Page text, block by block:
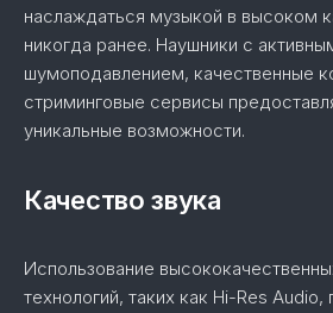
наслаждаться музыкой в высоком
никогда ранее. Наушники с
шумоподавлением, качественные
стриминговые сервисы
уникальные возможности.
Качество звука
Использование
технологий, таких как Hi-Res Audio,